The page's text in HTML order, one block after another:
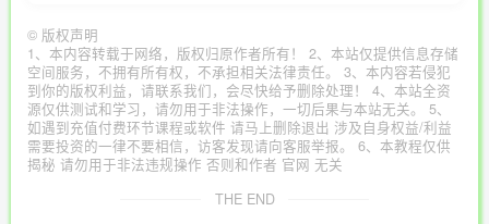
© 版权声明
1、本内容转载于网络，版权归原作者所有！ 2、本站仅提供信息存储
空间服务，不拥有所有权，不承担相关法律责任。 3、本内容若侵犯
到你的版权利益，请联系我们，会尽快给予删除处理！ 4、本站全资
源仅供测试和学习，请勿用于非法操作，一切后果与本站无关。 5、
如遇到充值付费环节课程或软件 请马上删除退出 涉及自身权益/利益
需要投资的一律不要相信，访客发现请向客服举报。 6、本教程仅供
揭秘 请勿用于非法违规操作 否则和作者 官网 无关
THE END